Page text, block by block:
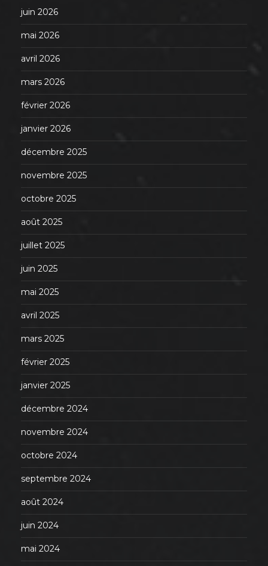
juin 2026
mai 2026
avril 2026
mars 2026
février 2026
janvier 2026
décembre 2025
novembre 2025
octobre 2025
août 2025
juillet 2025
juin 2025
mai 2025
avril 2025
mars 2025
février 2025
janvier 2025
décembre 2024
novembre 2024
octobre 2024
septembre 2024
août 2024
juin 2024
mai 2024